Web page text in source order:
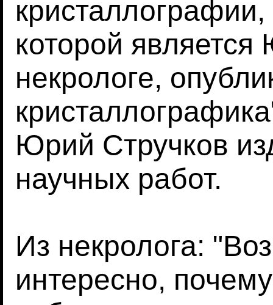
которой
некрологе,
Юрий Стручков
научных работ.
Из некролога:
интересно,